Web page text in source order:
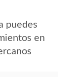
puedes
en